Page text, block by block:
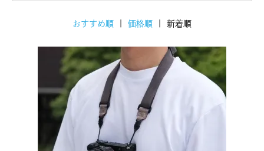
おすすめ順 価格順 | 新着順